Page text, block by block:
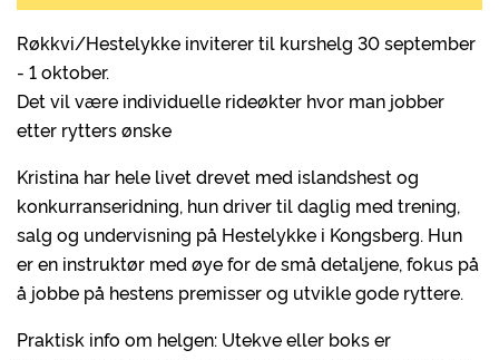
Røkkvi/Hestelykke inviterer til kurshelg 30 september
- 1 oktober.
Det vil være individuelle rideøkter hvor man jobber
etter rytters ønske
Kristina har hele livet drevet med islandshest og
konkurranseridning, hun driver til daglig med trening,
salg og undervisning på Hestelykke i Kongsberg. Hun
er en instruktør med øye for de små detaljene, fokus på
å jobbe på hestens premisser og utvikle gode ryttere.
Praktisk info om helgen: Utekve eller boks er